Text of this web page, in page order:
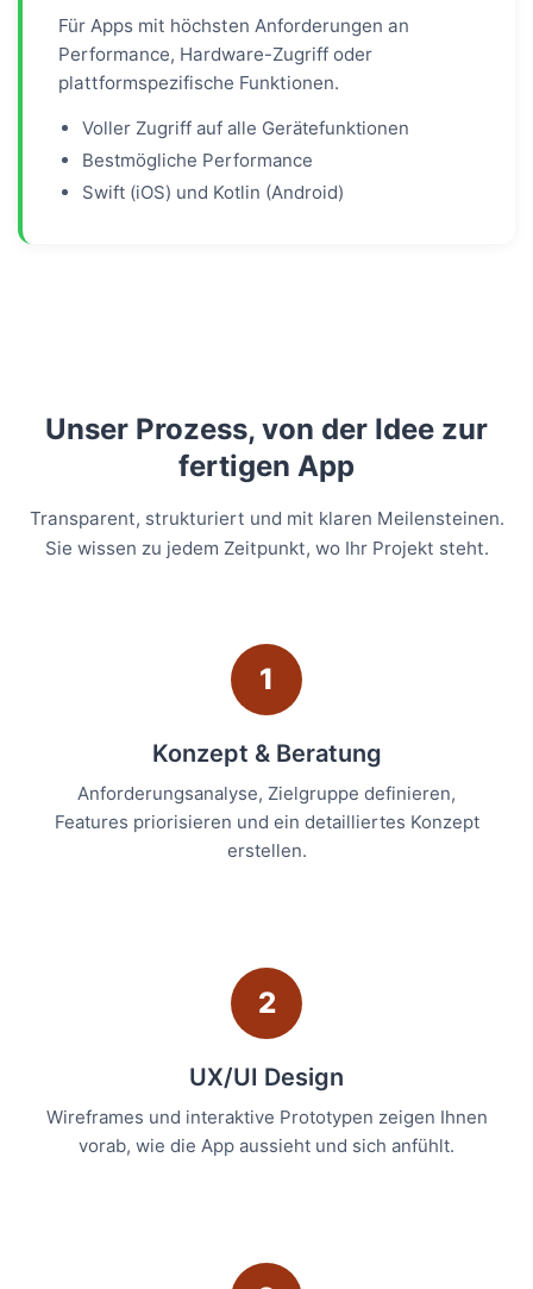
Für Apps mit höchsten Anforderungen an
Performance, Hardware-Zugriff oder
plattformspezifische Funktionen.
Voller Zugriff auf alle Gerätefunktionen
Bestmögliche Performance
Swift (iOS) und Kotlin (Android)
Unser Prozess, von der Idee zur
fertigen App
Transparent, strukturiert und mit klaren Meilensteinen.
Sie wissen zu jedem Zeitpunkt, wo Ihr Projekt steht.
1
Konzept & Beratung
Anforderungsanalyse, Zielgruppe definieren,
Features priorisieren und ein detailliertes Konzept
erstellen.
2
UX/UI Design
Wireframes und interaktive Prototypen zeigen Ihnen
vorab, wie die App aussieht und sich anfühlt.